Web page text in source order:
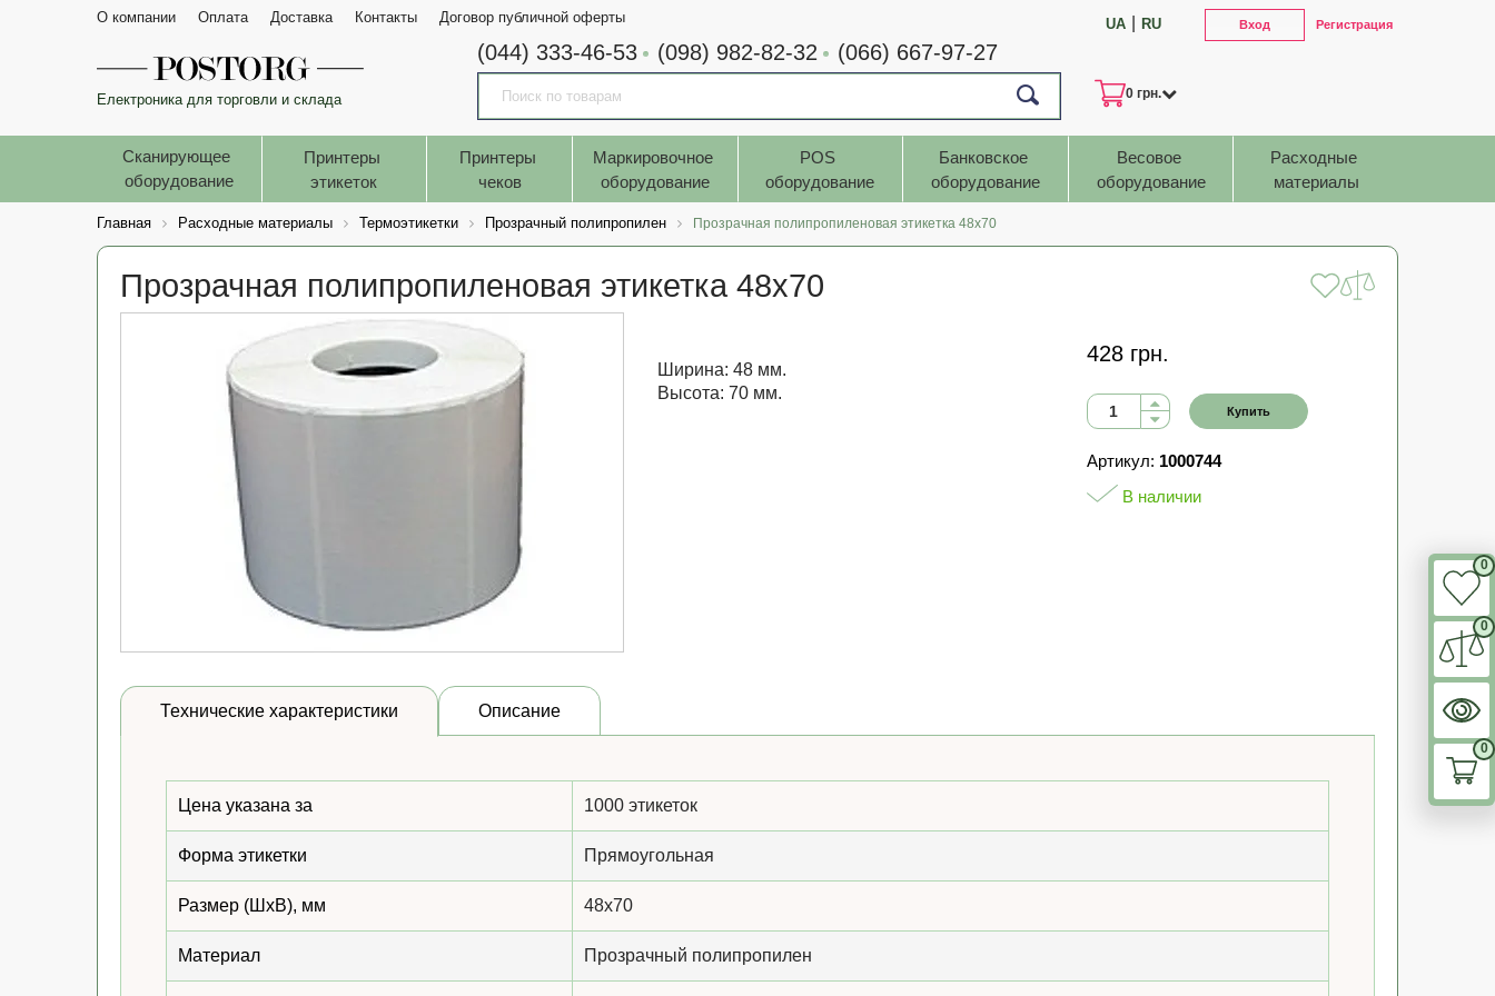
0
0
0
О компании Оплата Доставка Контакты Договор публичной оферты UA RU Вход Регистрация
Електроника для торговли и склада
(044) 333-46-53 (098) 982-82-32 (066) 667-97-27
0 грн.
Сканирующее
оборудование
Принтеры
этикеток
Принтеры
чеков
Маркировочное
оборудование
POS
оборудование
Банковское
оборудование
Весовое
оборудование
Расходные
материалы
Главная Расходные материалы Термоэтикетки Прозрачный полипропилен Прозрачная полипропиленовая этикетка 48x70
Прозрачная полипропиленовая этикетка 48x70
Ширина: 48 мм.
Высота: 70 мм.
428 грн.
Купить
Артикул: 1000744
В наличии
Технические характеристики Описание
Цена указана за 1000 этикеток
Форма этикетки Прямоугольная
Размер (ШхВ), мм 48x70
Материал Прозрачный полипропилен